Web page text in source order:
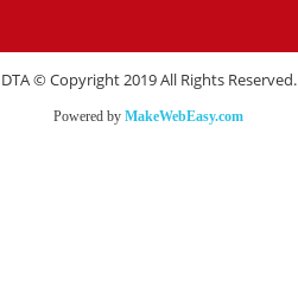
DTA © Copyright 2019 All Rights Reserved.
Powered by MakeWebEasy.com